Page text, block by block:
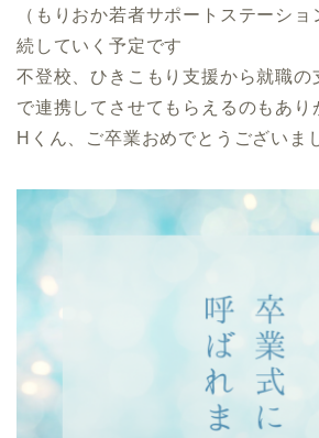
（もりおか若者サポートステーシ
続していく予定です
不登校、ひきこもり支援から就職の
で連携してさせてもらえるのもあり
Hくん、ご卒業おめでとうございま